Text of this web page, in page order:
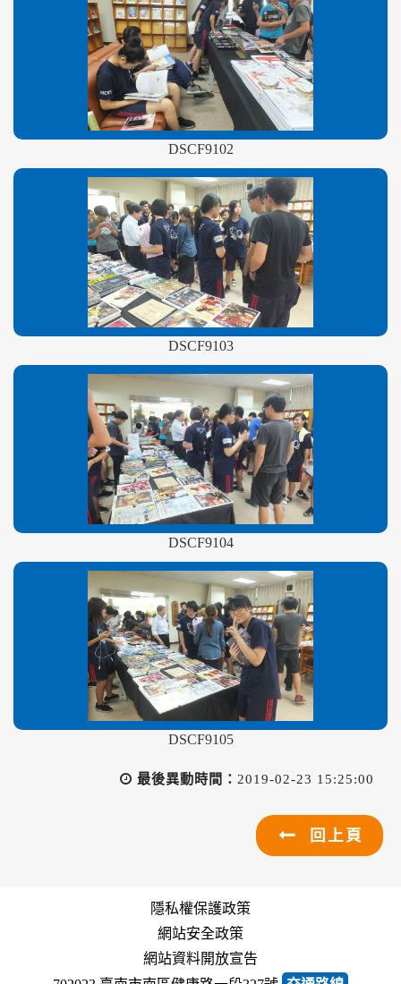
DSCF9102
DSCF9103
DSCF9104
DSCF9105
最後異動時間： 2019-02-23 15:25:00
回上頁
隱私權保護政策
網站安全政策
網站資料開放宣告